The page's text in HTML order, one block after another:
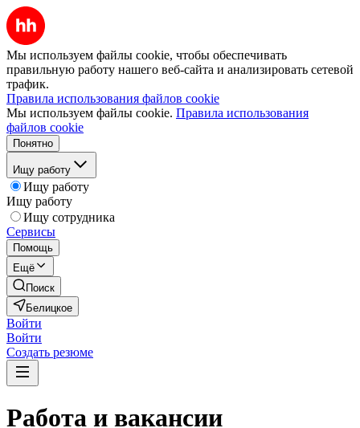
Мы используем файлы cookie, чтобы обеспечивать
правильную работу нашего веб-сайта и анализировать сетевой
трафик.
Правила использования файлов cookie
Мы используем файлы cookie. Правила использования
файлов cookie
Понятно
Ищу работу
Ищу работу
Ищу работу
Ищу сотрудника
Сервисы
Помощь
Ещё
Поиск
Белицкое
Войти
Войти
Создать резюме
Работа и вакансии